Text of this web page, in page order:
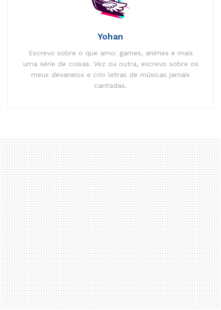
Yohan
Escrevo sobre o que amo: games, animes e mais
uma série de coisas. Vez ou outra, escrevo sobre os
meus devaneios e crio letras de músicas jamais
cantadas.